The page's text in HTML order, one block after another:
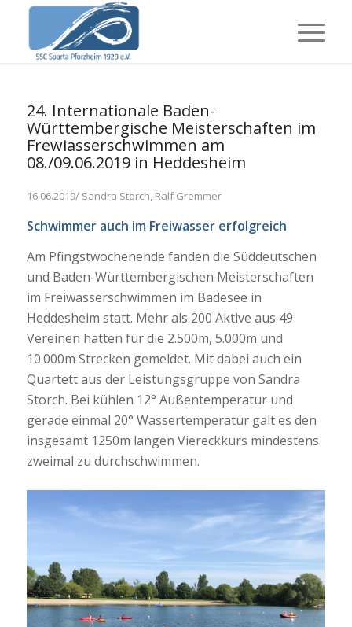
24. Internationale Baden-
Württembergische Meisterschaften im
Frewiasserschwimmen am
08./09.06.2019 in Heddesheim
16.06.2019/ Sandra Storch, Ralf Gremmer
Schwimmer auch im Freiwasser erfolgreich
Am Pfingstwochenende fanden die Süddeutschen
und Baden-Württembergischen Meisterschaften
im Freiwasserschwimmen im Badesee in
Heddesheim statt. Mehr als 200 Aktive aus 49
Vereinen hatten für die 2.500m, 5.000m und
10.000m Strecken gemeldet. Mit dabei auch ein
Quartett aus der Leistungsgruppe von Sandra
Storch. Bei kühlen 12° Außentemperatur und
gerade einmal 20° Wassertemperatur galt es den
insgesamt 1250m langen Viereckkurs mindestens
zweimal zu durchschwimmen.